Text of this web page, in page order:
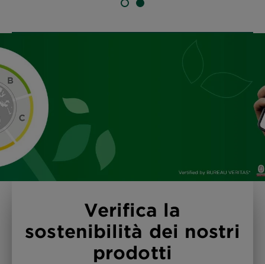
SLIDE 1SLIDE 2
Verifica la
sostenibilità dei nostri
prodotti